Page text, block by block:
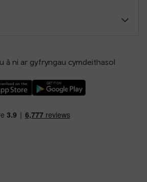
â ni ar gyfryngau cymdeithasol